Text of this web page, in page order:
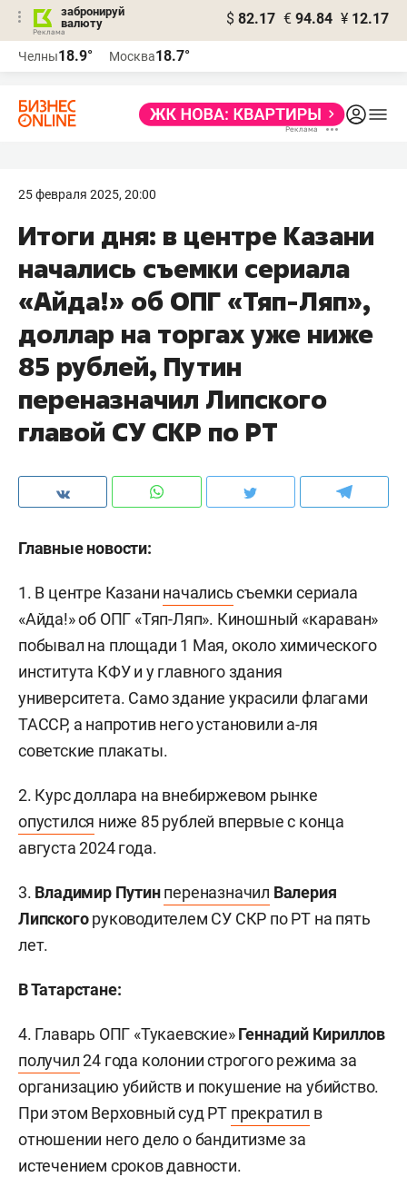
забронируй
валюту
$ 82.17 € 94.84 ¥ 12.17
Челны18.9° Москва18.7°
25 февраля 2025, 20:00
Итоги дня: в центре Казани
начались съемки сериала
«Айда!» об ОПГ «Тяп-Ляп»,
доллар на торгах уже ниже
85 рублей, Путин
переназначил Липского
главой СУ СКР по РТ
Главные новости:
1. В центре Казани началисьсъемки сериала
«Айда!» об ОПГ «Тяп-Ляп». Киношный «караван»
побывал на площади 1 Мая, около химического
института КФУ и у главного здания
университета. Само здание украсили флагами
ТАССР, а напротив него установили а-ля
советские плакаты.
2. Курс доллара на внебиржевом рынке
опустился ниже 85 рублей впервые с конца
августа 2024 года.
3. Владимир Путин переназначил Валерия
Липскогоруководителем СУ СКР по РТ на пять
лет.
В Татарстане:
4. Главарь ОПГ «Тукаевские»Геннадий Кириллов
получил24 года колонии строгого режима за
организацию убийств и покушение на убийство.
При этом Верховный суд РТ прекратил в
отношении него дело о бандитизме за
истечением сроков давности.